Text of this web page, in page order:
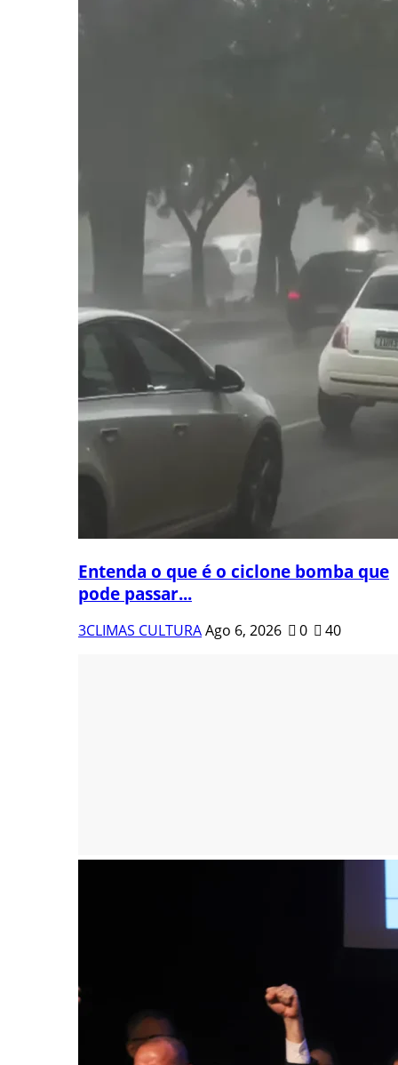
Entenda o que é o ciclone bomba que
pode passar...
3CLIMAS CULTURAAgo 6, 2026 0 40